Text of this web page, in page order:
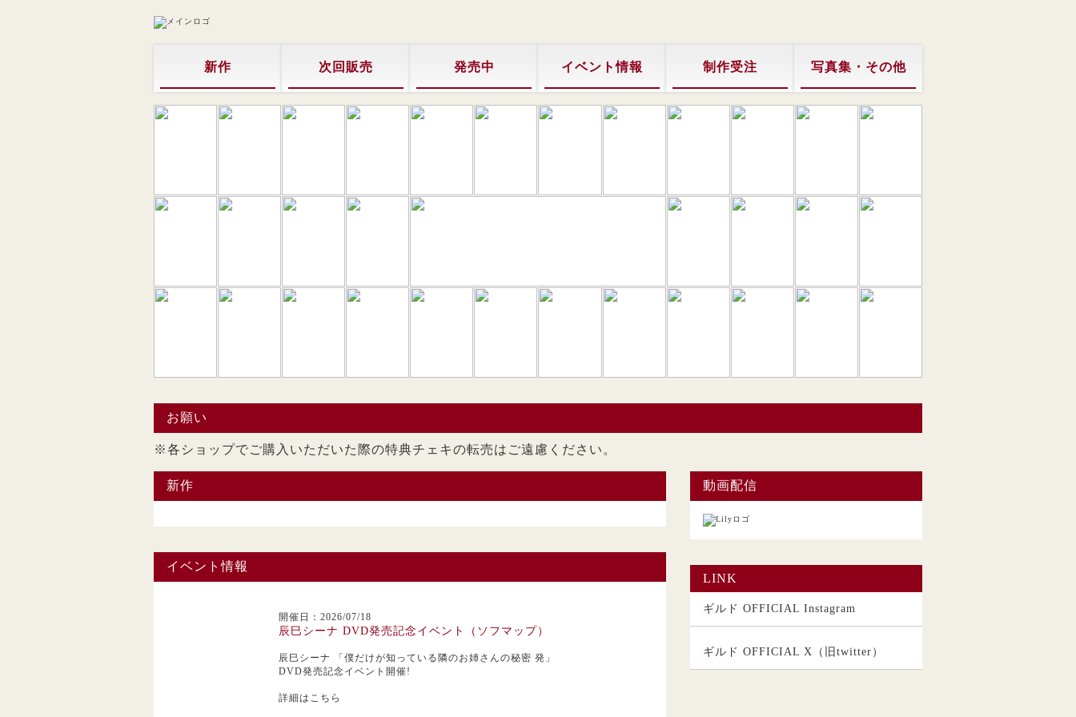
新作 次回販売 発売中 イベント情報 制作受注 写真集・その他
お願い
※各ショップでご購入いただいた際の特典チェキの転売はご遠慮ください。
新作
イベント情報
開催日：2026/07/18
辰巳シーナ DVD発売記念イベント（ソフマップ）
辰巳シーナ
「僕だけが知っている隣のお姉さんの秘密 発」
DVD発売記念イベント開催!
詳細はこちら
動画配信
LINK
ギルド OFFICIAL Instagram
ギルド OFFICIAL X（旧twitter）